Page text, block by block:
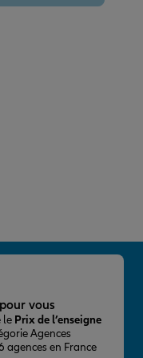
vous
le Prix de l’enseigne
Agences
agences en France